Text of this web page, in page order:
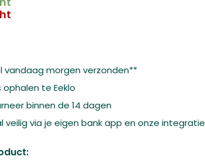
vandaag morgen verzonden**
ophalen te Eeklo
binnen de 14 dagen
veilig via je eigen bank app en onze integratie